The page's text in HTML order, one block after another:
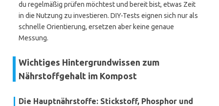
du regelmäßig prüfen möchtest und bereit bist, etwas Zeit
in die Nutzung zu investieren. DIY-Tests eignen sich nur als
schnelle Orientierung, ersetzen aber keine genaue
Messung.
Wichtiges Hintergrundwissen zum
Nährstoffgehalt im Kompost
Die Hauptnährstoffe: Stickstoff, Phosphor und